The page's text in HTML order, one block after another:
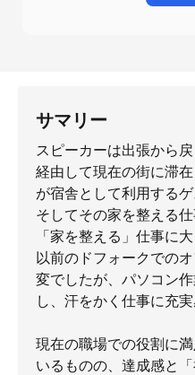
サマリー
スピーカーは出張から
経由して現在の街に滞
が宿舎として利用する
そしてその家を整える
「家を整える」仕事に
以前のドフォークでの
変でしたが、パソコン
し、汗をかく仕事に充
現在の職場での役割に
いるものの、達成感と